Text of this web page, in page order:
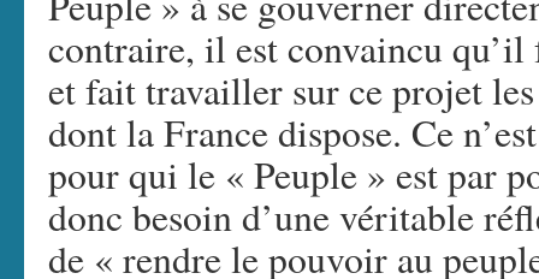
contraire, il est convaincu
et fait travailler sur ce projet
dont la France dispose. Ce
pour qui le « Peuple » est par
donc besoin d’une véritable
de « rendre le pouvoir au